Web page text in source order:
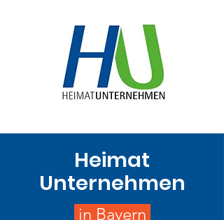
Heimat
Unternehmen
in Bayern